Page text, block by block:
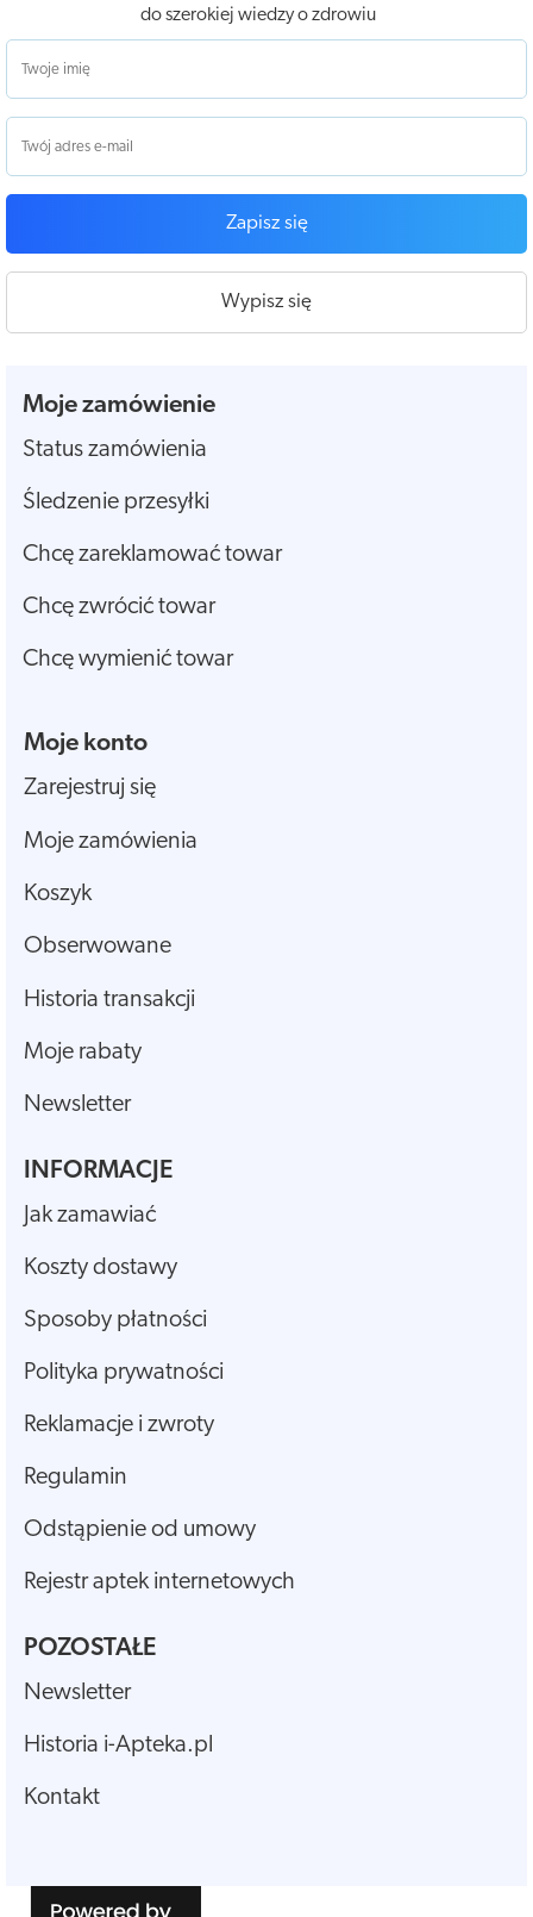
do szerokiej wiedzy o zdrowiu
Zapisz się
Wypisz się
Moje zamówienie
Status zamówienia
Śledzenie przesyłki
Chcę zareklamować towar
Chcę zwrócić towar
Chcę wymienić towar
Moje konto
Zarejestruj się
Moje zamówienia
Koszyk
Obserwowane
Historia transakcji
Moje rabaty
Newsletter
INFORMACJE
Jak zamawiać
Koszty dostawy
Sposoby płatności
Polityka prywatności
Reklamacje i zwroty
Regulamin
Odstąpienie od umowy
Rejestr aptek internetowych
POZOSTAŁE
Newsletter
Historia i-Apteka.pl
Kontakt